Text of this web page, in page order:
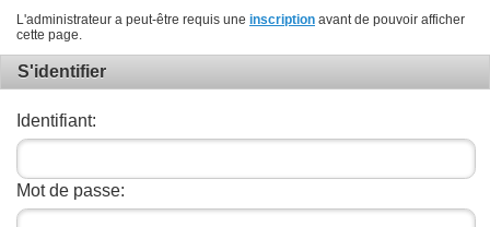
L'administrateur a peut-être requis une inscription avant de pouvoir afficher
cette page.
S'identifier
Identifiant:
Mot de passe: